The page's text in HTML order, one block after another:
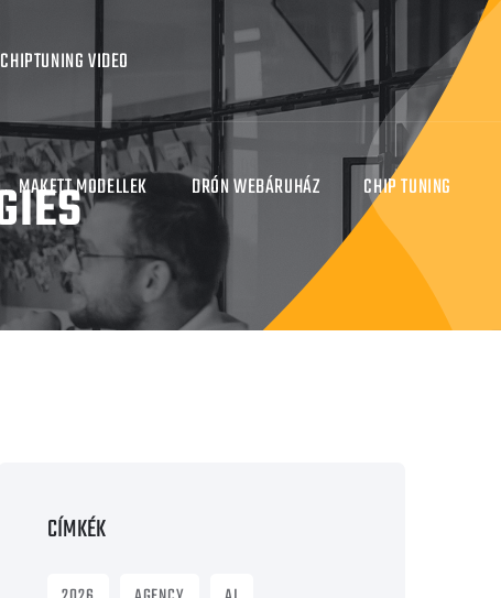
CHIPTUNING VIDEO
MAKETT MODELLEK DRÓN WEBÁRUHÁZ CHIP TUNING
CÍMKÉK